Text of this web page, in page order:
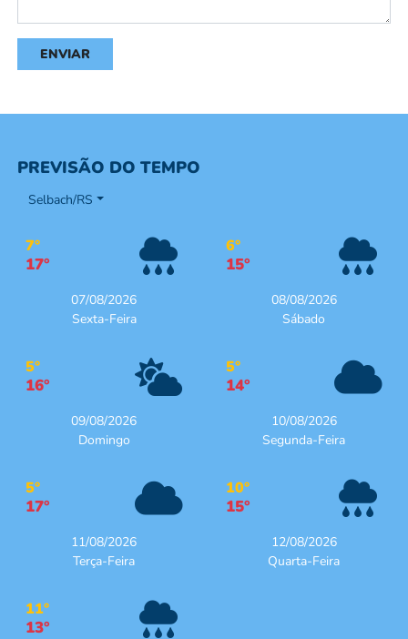
ENVIAR
PREVISÃO DO TEMPO
Selbach/RS
7°
17°
07/08/2026
Sexta-Feira
6°
15°
08/08/2026
Sábado
5°
16°
09/08/2026
Domingo
5°
14°
10/08/2026
Segunda-Feira
5°
17°
11/08/2026
Terça-Feira
10°
15°
12/08/2026
Quarta-Feira
11°
13°